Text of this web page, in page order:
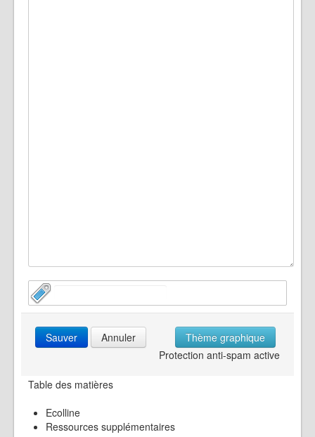
Sauver Annuler
Thème graphique
Protection anti-spam active
Table des matières
Ecolline
Ressources supplémentaires